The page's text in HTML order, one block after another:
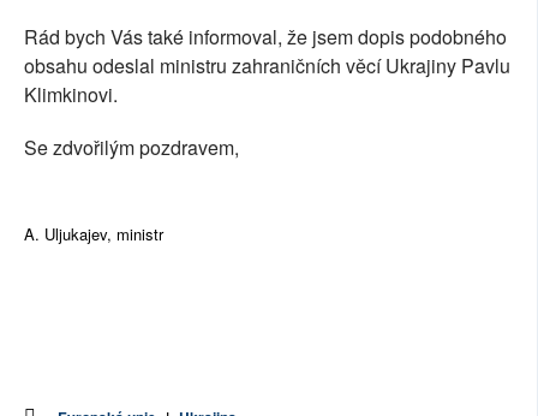
Rád bych Vás také informoval, že jsem dopis podobného
obsahu odeslal ministru zahraničních věcí Ukrajiny Pavlu
Klimkinovi.
Se zdvořilým pozdravem,
A. Uljukajev, ministr